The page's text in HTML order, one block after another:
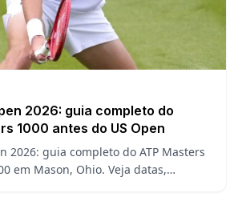
2026: guia completo do
1000 antes do US Open
2026: guia completo do ATP Masters
em Mason, Ohio. Veja datas,